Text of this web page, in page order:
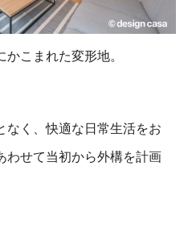
こまれた変形地。
なく、快適な日常生活をお
わせて当初から外構を計画